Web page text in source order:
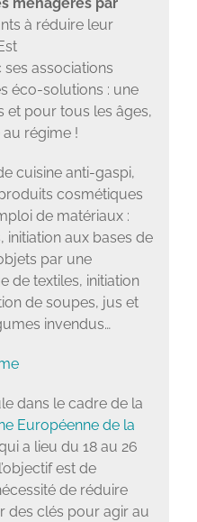
à réduire leur
associations
éco-solutions : une
et pour tous les âges,
régime !
cuisine anti-gaspi,
cosmétiques
de matériaux :
initiation aux bases de
par une
de textiles, initiation
de soupes, jus et
invendus…
dans le cadre de la
Européenne de la
a lieu du 18 au 26
est de
de réduire
des clés pour agir au